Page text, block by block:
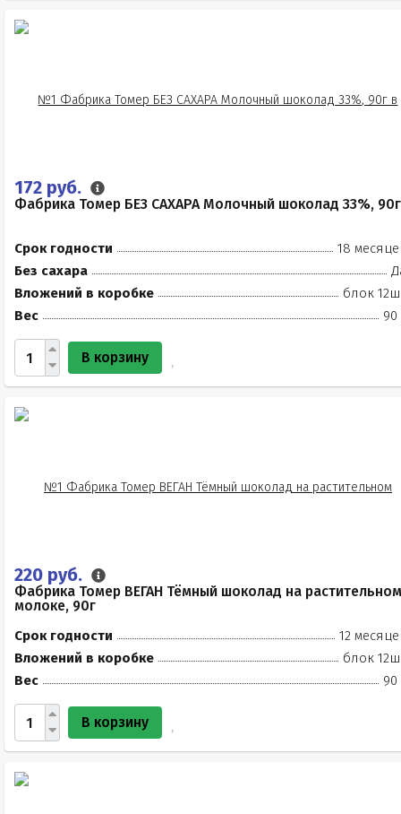
172 руб.
Фабрика Томер БЕЗ САХАРА Молочный шоколад 33%, 90г
Срок годности
18
Без сахара
Вложений в коробке
блок
Вес
90
В корзину
220 руб.
Фабрика Томер ВЕГАН Тёмный шоколад на растительном
молоке, 90г
Срок годности
12
Вложений в коробке
блок
Вес
90
В корзину